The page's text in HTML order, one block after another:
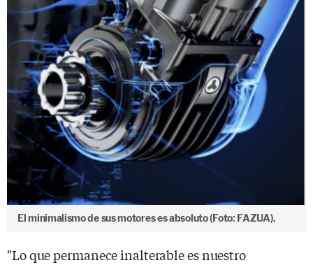
El minimalismo de sus motores es absoluto (Foto: FAZUA).
"Lo que permanece inalterable es nuestro